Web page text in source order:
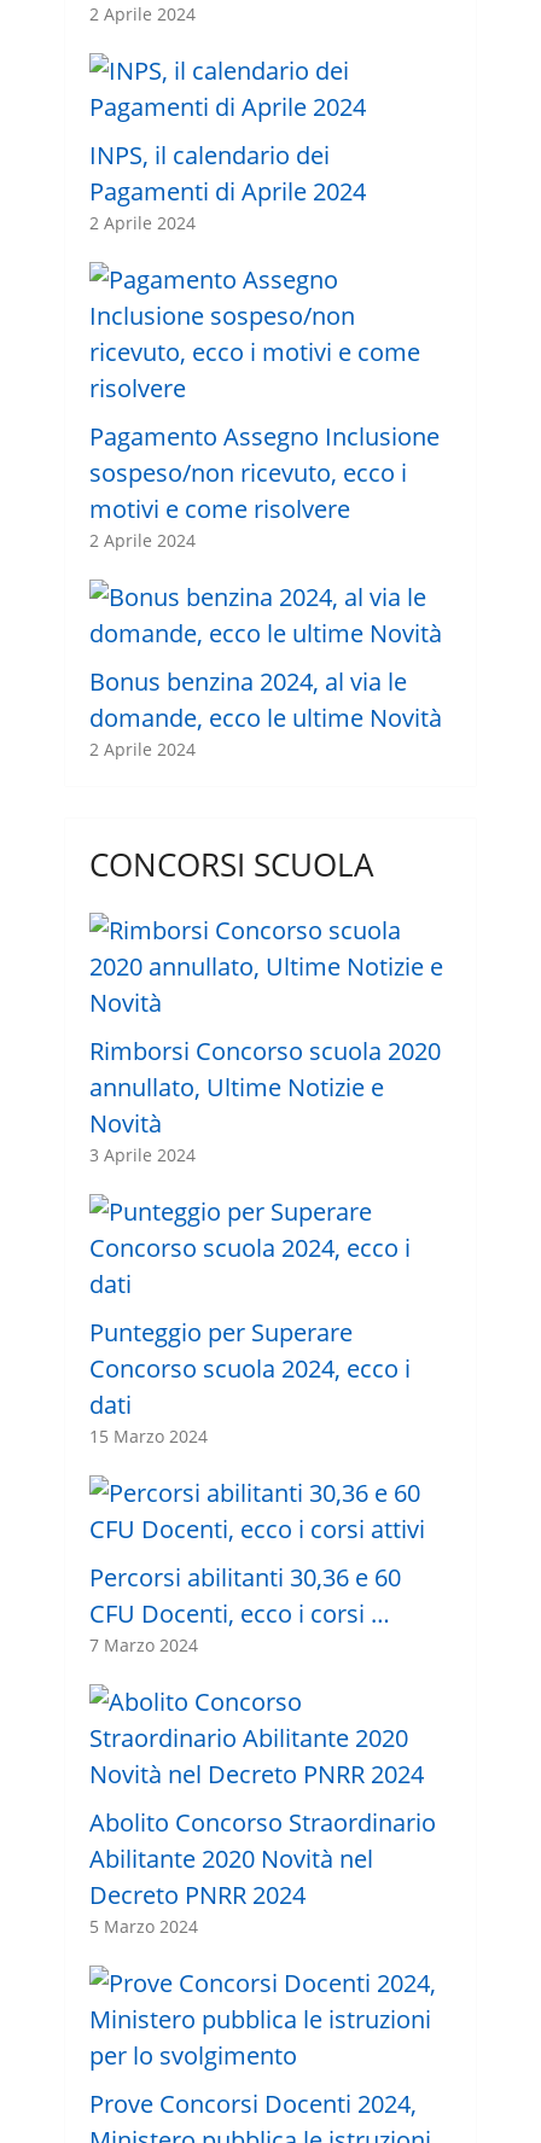
2 Aprile 2024
INPS, il calendario dei
Pagamenti di Aprile 2024
2 Aprile 2024
Pagamento Assegno Inclusione
sospeso/non ricevuto, ecco i
motivi e come risolvere
2 Aprile 2024
Bonus benzina 2024, al via le
domande, ecco le ultime Novità
2 Aprile 2024
CONCORSI SCUOLA
Rimborsi Concorso scuola 2020
annullato, Ultime Notizie e
Novità
3 Aprile 2024
Punteggio per Superare
Concorso scuola 2024, ecco i
dati
15 Marzo 2024
Percorsi abilitanti 30,36 e 60
CFU Docenti, ecco i corsi …
7 Marzo 2024
Abolito Concorso Straordinario
Abilitante 2020 Novità nel
Decreto PNRR 2024
5 Marzo 2024
Prove Concorsi Docenti 2024,